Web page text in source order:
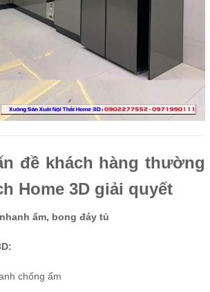
đề khách hàng thường
Home 3D giải quyết
ẩm, bong đáy tủ
chống ẩm